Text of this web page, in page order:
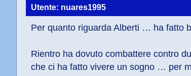
Utente: nuares1995
Per quanto riguarda Alberti … ha fatto
Rientro ha dovuto combattere contro
che ci ha fatto vivere un sogno … per